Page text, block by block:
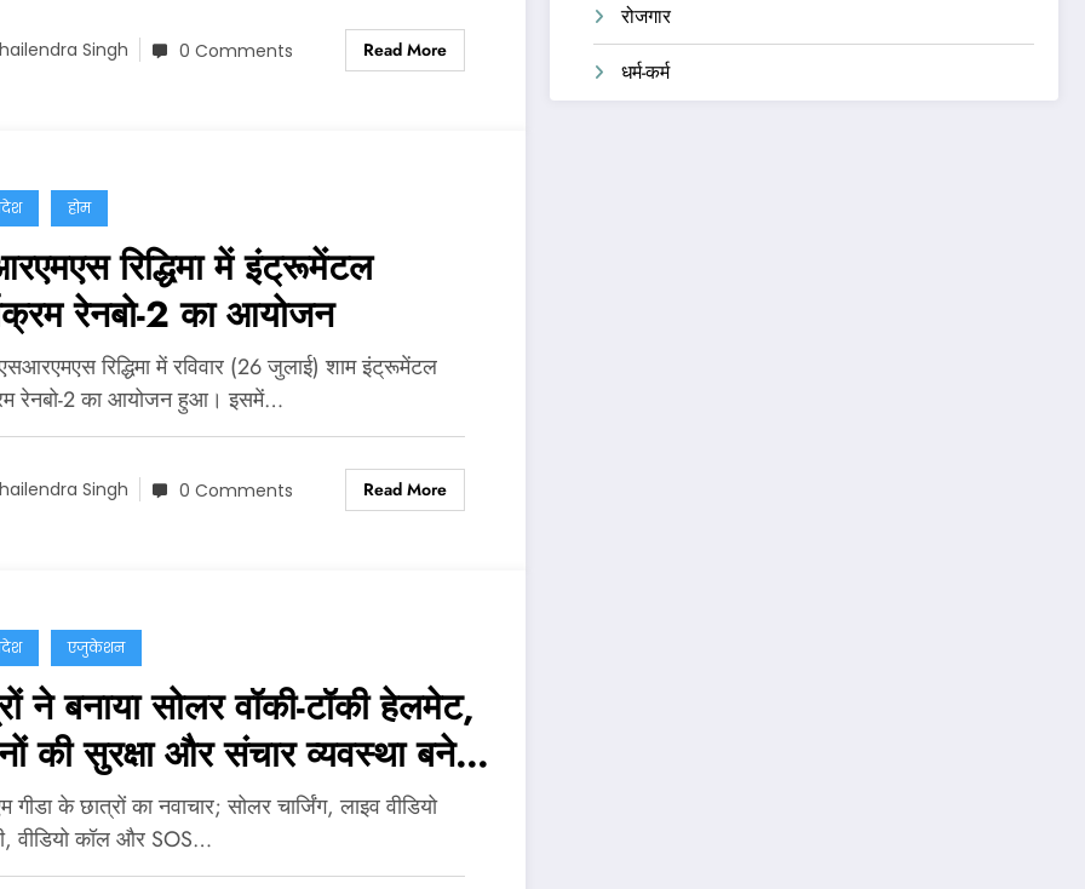
Singh 0 Comments Read More
होम
रिद्धिमा में इंट्रूमेंटल
रेनबो-2 का आयोजन
रिद्धिमा में रविवार (26 जुलाई) शाम इंट्रूमेंटल
रेनबो-2 का आयोजन हुआ। इसमें…
Singh 0 Comments Read More
एजुकेशन
ने बनाया सोलर वॉकी-टॉकी हेलमेट,
की सुरक्षा और संचार व्यवस्था बनेगी
गीडा के छात्रों का नवाचार; सोलर चार्जिंग, लाइव वीडियो
वीडियो कॉल और SOS…
रोजगार
धर्म-कर्म